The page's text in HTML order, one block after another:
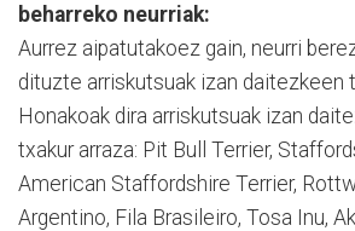
beharreko neurriak:
Aurrez aipatutakoez gain, neurri
dituzte arriskutsuak izan daitezkeen
Honakoak dira arriskutsuak izan
txakur arraza: Pit Bull Terrier,
American Staffordshire Terrier,
Argentino, Fila Brasileiro, Tosa Inu,